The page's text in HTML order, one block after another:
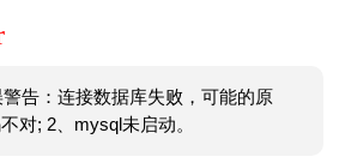
告：连接数据库失败，可能的原
对; 2、mysql未启动。